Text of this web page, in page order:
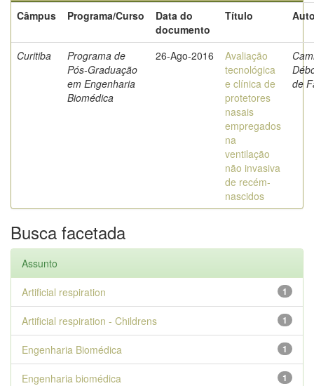
Câmpus
Programa/Curso
Data do
documento
Título
Curitiba
Programa de
Pós-Graduação
em Engenharia
Biomédica
26-Ago-2016
Avaliação
tecnológica
e clínica de
protetores
nasais
empregados
na
ventilação
não invasiva
de recém-
nascidos
de
Busca facetada
Assunto
1
Artificial respiration
1
Artificial respiration - Childrens
1
Engenharia Biomédica
1
Engenharia biomédica